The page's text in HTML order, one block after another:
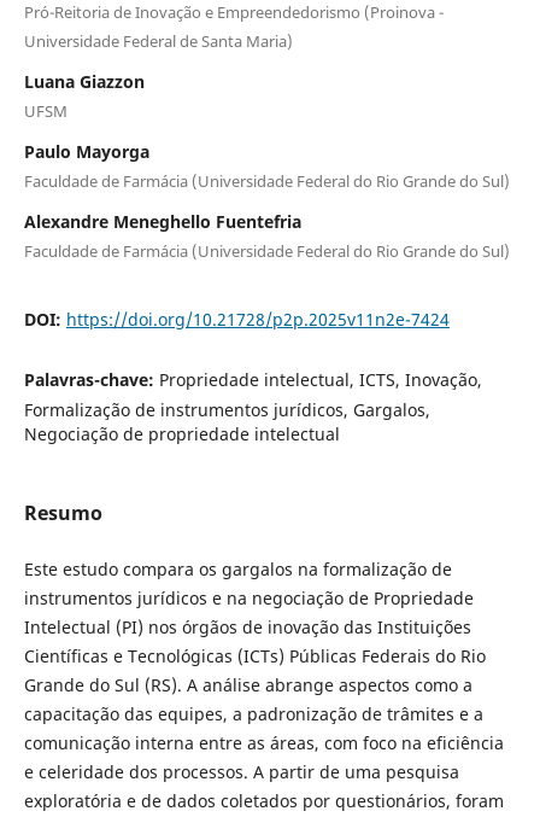
Pró-Reitoria de Inovação e Empreendedorismo (Proinova -
Universidade Federal de Santa Maria)
Luana Giazzon
UFSM
Paulo Mayorga
Faculdade de Farmácia (Universidade Federal do Rio Grande do Sul)
Alexandre Meneghello Fuentefria
Faculdade de Farmácia (Universidade Federal do Rio Grande do Sul)
DOI: https://doi.org/10.21728/p2p.2025v11n2e-7424
Palavras-chave: Propriedade intelectual, ICTS, Inovação,
Formalização de instrumentos jurídicos, Gargalos,
Negociação de propriedade intelectual
Resumo
Este estudo compara os gargalos na formalização de
instrumentos jurídicos e na negociação de Propriedade
Intelectual (PI) nos órgãos de inovação das Instituições
Científicas e Tecnológicas (ICTs) Públicas Federais do Rio
Grande do Sul (RS). A análise abrange aspectos como a
capacitação das equipes, a padronização de trâmites e a
comunicação interna entre as áreas, com foco na eficiência
e celeridade dos processos. A partir de uma pesquisa
exploratória e de dados coletados por questionários, foram